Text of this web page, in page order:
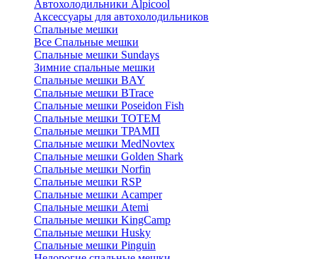
Автохолодильники Alpicool
Аксессуары для автохолодильников
Спальные мешки
Все Спальные мешки
Спальные мешки Sundays
Зимние спальные мешки
Спальные мешки BAY
Спальные мешки BTrace
Спальные мешки Poseidon Fish
Спальные мешки ТОТЕМ
Спальные мешки ТРАМП
Cпальные мешки MedNovtex
Спальные мешки Golden Shark
Спальные мешки Norfin
Спальные мешки RSP
Спальные мешки Acamper
Спальные мешки Atemi
Спальные мешки KingCamp
Спальные мешки Husky
Спальные мешки Pinguin